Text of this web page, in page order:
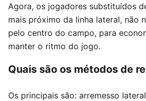
Agora, os jogadores substituídos
mais próximo da linha lateral, não
pelo centro do campo, para
manter o ritmo do jogo.
Quais são os métodos de
Os principais são: arremesso